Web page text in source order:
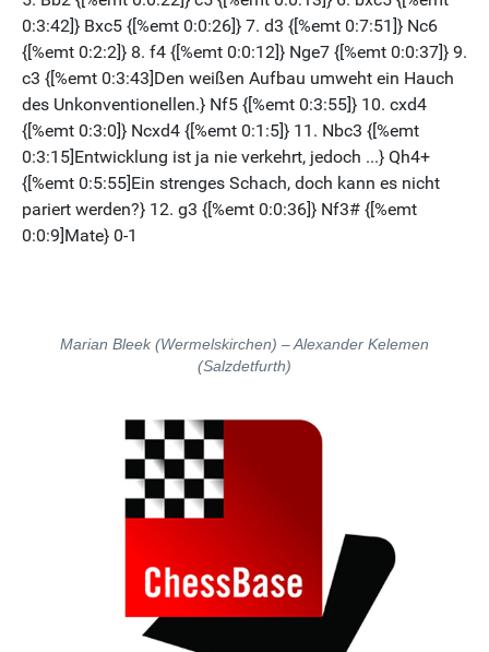
Marian Bleek (Wermelskirchen) – Alexander Kelemen
(Salzdetfurth)